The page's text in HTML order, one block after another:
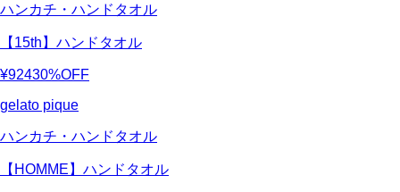
ハンカチ・ハンドタオル
【15th】ハンドタオル
¥92430%OFF
gelato pique
ハンカチ・ハンドタオル
【HOMME】ハンドタオル